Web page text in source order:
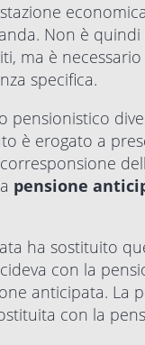
Non è
ma è
specifica.
è erogato a
pensione
ha sostituito
con la
anticipata. La
con la